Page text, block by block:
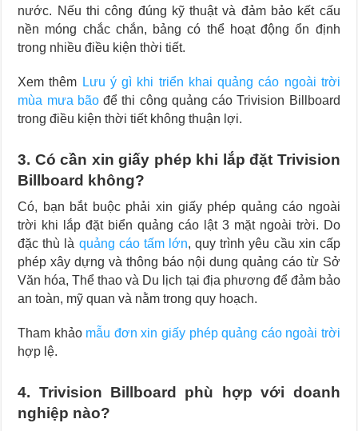
nước. Nếu thi công đúng kỹ thuật và đảm bảo kết cấu
nền móng chắc chắn, bảng có thể hoạt động ổn định
trong nhiều điều kiện thời tiết.
Xem thêm Lưu ý gì khi triển khai quảng cáo ngoài trời
mùa mưa bãođể thi công quảng cáo Trivision Billboard
trong điều kiện thời tiết không thuận lợi.
3. Có cần xin giấy phép khi lắp đặt Trivision
Billboard không?
Có, bạn bắt buộc phải xin giấy phép quảng cáo ngoài
trời khi lắp đặt biển quảng cáo lật 3 mặt ngoài trời. Do
đặc thù là quảng cáo tấm lớn, quy trình yêu cầu xin cấp
phép xây dựng và thông báo nội dung quảng cáo từ Sở
Văn hóa, Thể thao và Du lịch tại địa phương để đảm bảo
an toàn, mỹ quan và nằm trong quy hoạch.
Tham khảo mẫu đơn xin giấy phép quảng cáo ngoài trời
hợp lệ.
4. Trivision Billboard phù hợp với doanh
nghiệp nào?